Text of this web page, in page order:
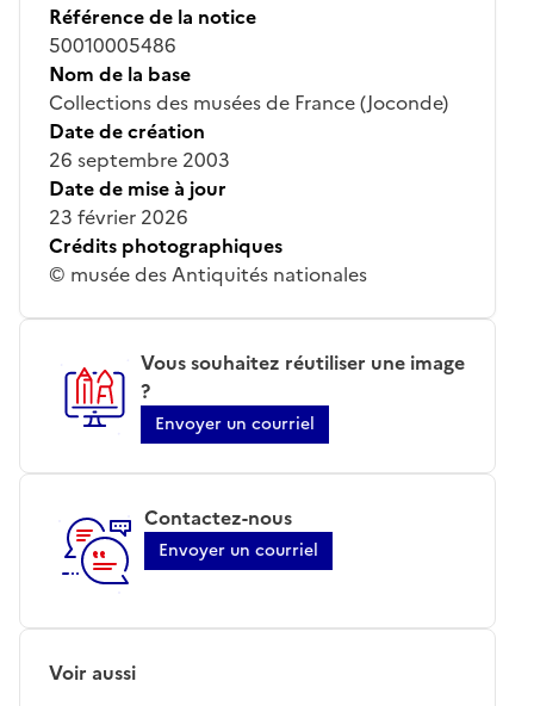
Référence de la notice
50010005486
Nom de la base
Collections des musées de France (Joconde)
Date de création
26 septembre 2003
Date de mise à jour
23 février 2026
Crédits photographiques
© musée des Antiquités nationales
Vous souhaitez réutiliser une image
?
Envoyer un courriel
Contactez-nous
Envoyer un courriel
Voir aussi